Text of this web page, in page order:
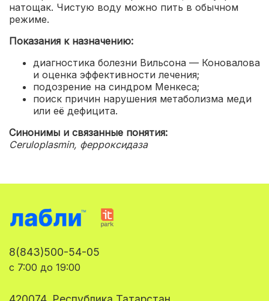
натощак. Чистую воду можно пить в обычном
режиме.
Показания к назначению:
диагностика болезни Вильсона — Коновалова
и оценка эффективности лечения;
подозрение на синдром Менкеса;
поиск причин нарушения метаболизма меди
или её дефицита.
Синонимы и связанные понятия:
Ceruloplasmin, ферроксидаза
8(843)500-54-05
с 7:00 до 19:00